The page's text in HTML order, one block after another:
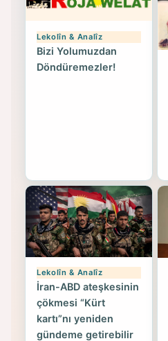
Lekolîn & Analîz
Bizi Yolumuzdan
Döndüremezler!
Lekolîn & Analîz
İran-ABD ateşkesinin
çökmesi “Kürt
kartı”nı yeniden
gündeme getirebilir